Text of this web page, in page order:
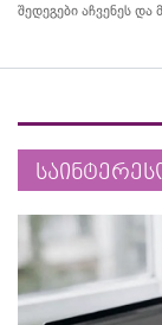
შედეგები აჩვენეს